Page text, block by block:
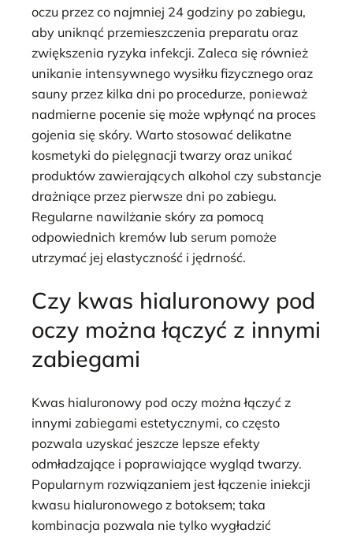
oczu przez co najmniej 24 godziny po zabiegu,
aby uniknąć przemieszczenia preparatu oraz
zwiększenia ryzyka infekcji. Zaleca się również
unikanie intensywnego wysiłku fizycznego oraz
sauny przez kilka dni po procedurze, ponieważ
nadmierne pocenie się może wpłynąć na proces
gojenia się skóry. Warto stosować delikatne
kosmetyki do pielęgnacji twarzy oraz unikać
produktów zawierających alkohol czy substancje
drażniące przez pierwsze dni po zabiegu.
Regularne nawilżanie skóry za pomocą
odpowiednich kremów lub serum pomoże
utrzymać jej elastyczność i jędrność.
Czy kwas hialuronowy pod
oczy można łączyć z innymi
zabiegami
Kwas hialuronowy pod oczy można łączyć z
innymi zabiegami estetycznymi, co często
pozwala uzyskać jeszcze lepsze efekty
odmładzające i poprawiające wygląd twarzy.
Popularnym rozwiązaniem jest łączenie iniekcji
kwasu hialuronowego z botoksem; taka
kombinacja pozwala nie tylko wygładzić